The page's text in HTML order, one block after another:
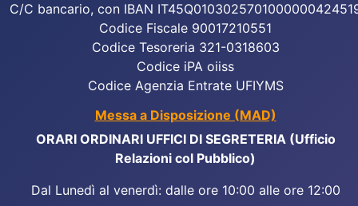
C/C bancario, con IBAN
Codice Fiscale 90017210551
Codice Tesoreria 321-0318603
Codice iPA oiiss
Codice Agenzia Entrate UFIYMS
Messa a Disposizione (MAD)
ORARI ORDINARI UFFICI DI SEGRETERIA (Ufficio
Relazioni col Pubblico)
Dal Lunedì al venerdì: dalle ore 10:00 alle ore 12:00